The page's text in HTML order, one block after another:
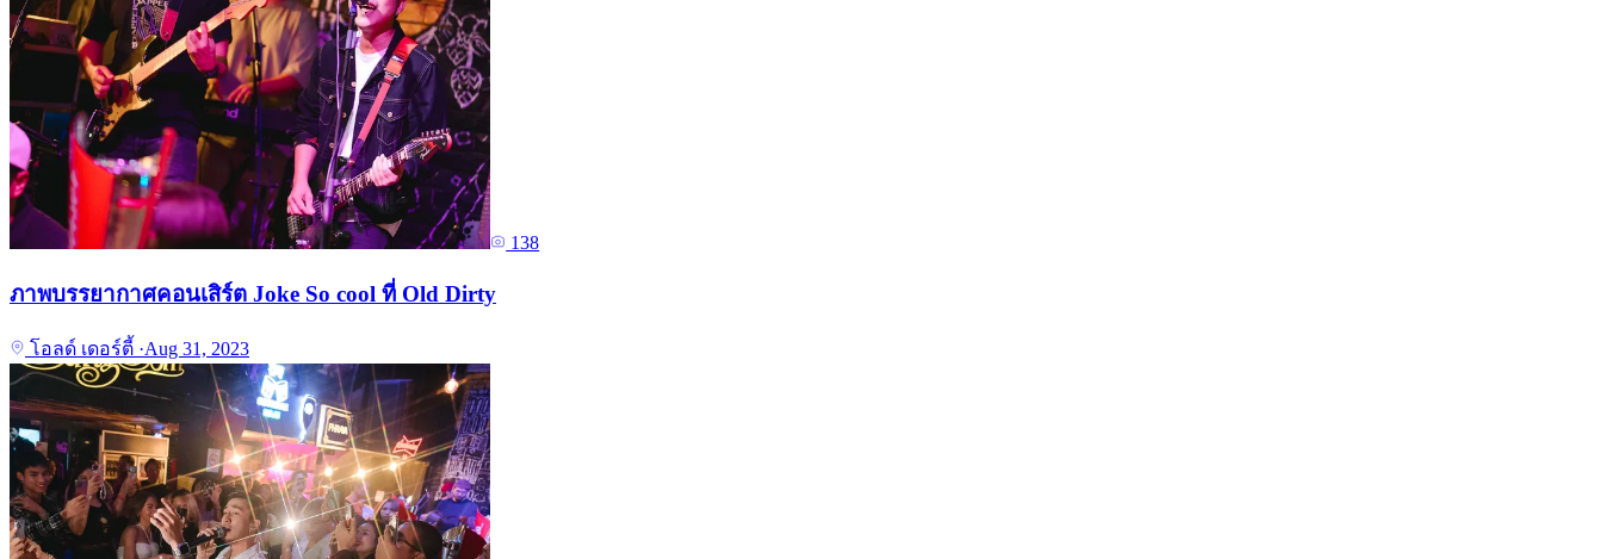
138
ภาพบรรยากาศคอนเสิร์ต Joke So cool ที่ Old Dirty
โอลด์ เดอร์ตี้ ·Aug 31, 2023